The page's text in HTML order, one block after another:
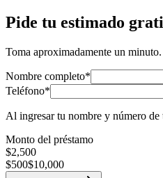
Pide tu estimado
Toma aproximadamente un
Nombre completo*
Teléfono*
Al ingresar tu nombre y número
Monto del préstamo
$2,500
$500$10,000